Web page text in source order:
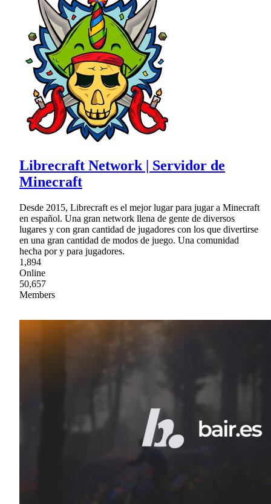
Librecraft Network | Servidor de
Minecraft
Desde 2015, Librecraft es el mejor lugar para jugar a Minecraft
en español. Una gran network llena de gente de diversos
lugares y con gran cantidad de jugadores con los que divertirse
en una gran cantidad de modos de juego. Una comunidad
hecha por y para jugadores.
1,894
Online
50,657
Members